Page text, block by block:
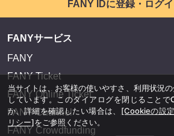
FANY IDに登録・ログ
FANYサービス
FANY
FANY Ticket
FANY Online Ticket
FANY Channel
FANY Crowdfunding
当サイトは、お客様の使いやすさ、利用状況
しています。このダイアログを閉じること
か、詳細を確認したい場合は、 [Cookieの設
リシー]をご参照ください。